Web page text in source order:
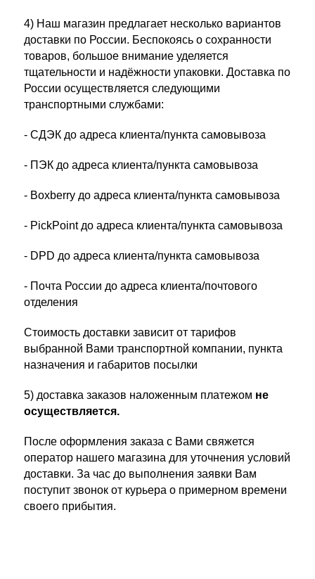
4) Наш магазин предлагает несколько вариантов
доставки по России. Беспокоясь о сохранности
товаров, большое внимание уделяется
тщательности и надёжности упаковки. Доставка по
России осуществляется следующими
транспортными службами:
- СДЭК до адреса клиента/пункта самовывоза
- ПЭК до адреса клиента/пункта самовывоза
- Boxberry до адреса клиента/пункта самовывоза
- PickPoint до адреса клиента/пункта самовывоза
- DPD до адреса клиента/пункта самовывоза
- Почта России до адреса клиента/почтового
отделения
Стоимость доставки зависит от тарифов
выбранной Вами транспортной компании, пункта
назначения и габаритов посылки
5) доставка заказов наложенным платежом не
осуществляется.
После оформления заказа с Вами свяжется
оператор нашего магазина для уточнения условий
доставки. За час до выполнения заявки Вам
поступит звонок от курьера о примерном времени
своего прибытия.